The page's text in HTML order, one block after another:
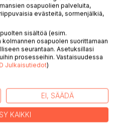
Tasavallan Presidentiksi.
työläiset lakkoilivat. Kuusi
Alavieskan Taluskylään
mökkiin kesällä
maailmastaan asiat
omina
saattavat poiketa muiden
osapuolien palveluita,
evästeitä, sormenjälkiä,
sisältöä (esim.
osapuolen suorittamaan
seurantaan. Asetuksillasi
prosesseihin. Vastaisuudessa
Julkaisutiedot)
EI, SÄÄDÄ
KAIKKI